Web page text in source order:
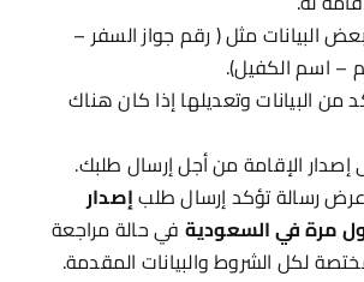
البيانات مثل ( رقم جواز السفر –
– اسم الكفيل).
من البيانات وتعديلها إذا كان هناك
الإقامة من أجل إرسال طلبك.
رسالة تؤكد إرسال طلبإصدار
مرة في السعودية في حالة مراجعة
لكل الشروط والبيانات المقدمة.